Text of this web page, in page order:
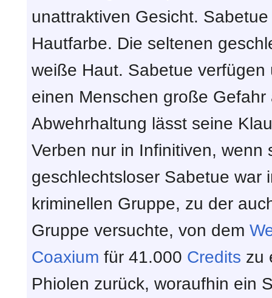
unattraktiven Gesicht.
Hautfarbe. Die seltenen
weiße Haut. Sabetue
einen Menschen große
Abwehrhaltung lässt seine
Verben nur in Infinitiven, wenn
geschlechtsloser Sabetue war
kriminellen Gruppe, zu der
Gruppe versuchte, von dem
Coaxium für 41.000 Credits zu
Phiolen zurück, woraufhin ein